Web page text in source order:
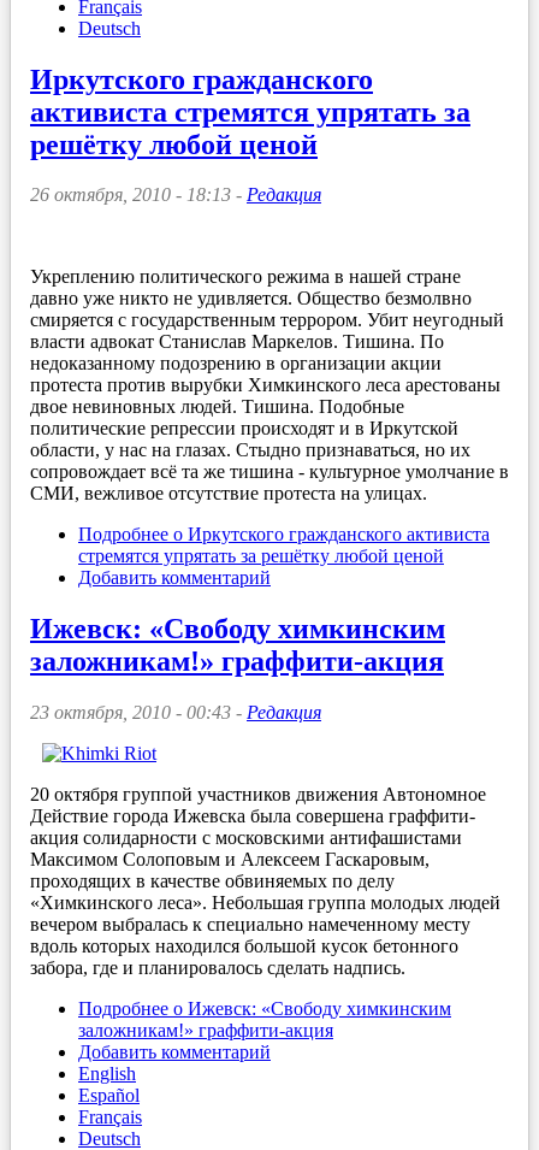
Français
Deutsch
Иркутского гражданского
активиста стремятся упрятать за
решётку любой ценой
26 октября, 2010 - 18:13 - Редакция
Укреплению политического режима в нашей стране
давно уже никто не удивляется. Общество безмолвно
смиряется с государственным террором. Убит неугодный
власти адвокат Станислав Маркелов. Тишина. По
недоказанному подозрению в организации акции
протеста против вырубки Химкинского леса арестованы
двое невиновных людей. Тишина. Подобные
политические репрессии происходят и в Иркутской
области, у нас на глазах. Стыдно признаваться, но их
сопровождает всё та же тишина - культурное умолчание в
СМИ, вежливое отсутствие протеста на улицах.
Подробнее о Иркутского гражданского активиста
стремятся упрятать за решётку любой ценой
Добавить комментарий
Ижевск: «Свободу химкинским
заложникам!» граффити-акция
23 октября, 2010 - 00:43 - Редакция
20 октября группой участников движения Автономное
Действие города Ижевска была совершена граффити-
акция солидарности с московскими антифашистами
Максимом Солоповым и Алексеем Гаскаровым,
проходящих в качестве обвиняемых по делу
«Химкинского леса». Небольшая группа молодых людей
вечером выбралась к специально намеченному месту
вдоль которых находился большой кусок бетонного
забора, где и планировалось сделать надпись.
Подробнее о Ижевск: «Свободу химкинским
заложникам!» граффити-акция
Добавить комментарий
English
Español
Français
Deutsch